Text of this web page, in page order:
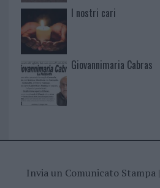
I nostri cari
Giovannimaria Cabras
Invia un Comunicato Stampa|